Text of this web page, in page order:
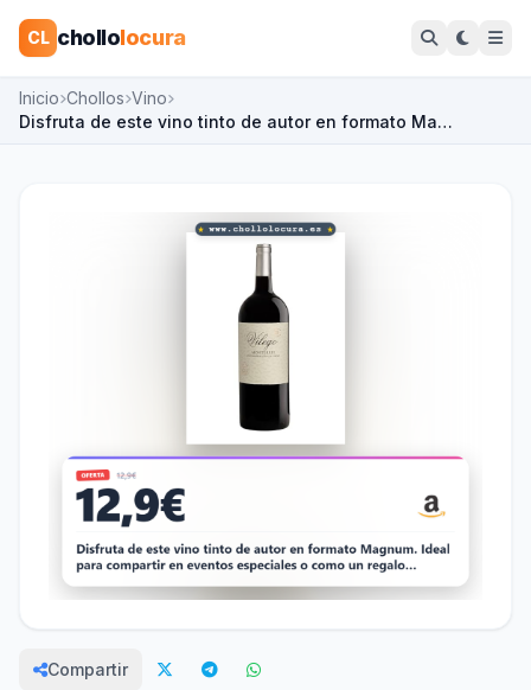
CL chollolocura
Inicio Chollos Vino
Disfruta de este vino tinto de autor en formato Ma…
Compartir